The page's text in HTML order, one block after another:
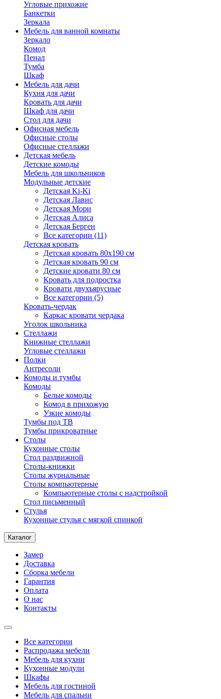
Угловые прихожие
Банкетки
Зеркала
Мебель для ванной комнаты
Зеркало
Комод
Пенал
Тумба
Шкаф
Мебель для дачи
Кухня для дачи
Кровать для дачи
Шкаф для дачи
Стол для дачи
Офисная мебель
Офисные столы
Офисные стеллажи
Детская мебель
Детские комоды
Мебель для школьников
Модульные детские
Детская Ki-Ki
Детская Лавис
Детская Мори
Детская Алиса
Детская Берген
Все категории (11)
Детская кровать
Детская кровать 80х190 см
Детская кровать 90 см
Детские кровати 80 см
Кровать для подростка
Кровати двухъярусные
Все категории (5)
Кровать-чердак
Каркас кровати чердака
Уголок школьника
Стеллажи
Книжные стеллажи
Угловые стеллажи
Полки
Антресоли
Комоды и тумбы
Комоды
Белые комоды
Комод в прихожую
Узкие комоды
Тумбы под ТВ
Тумбы прикроватные
Столы
Кухонные столы
Стол раздвижной
Столы-книжки
Столы журнальные
Столы компьютерные
Компьютерные столы с надстройкой
Стол письменный
Стулья
Кухонные стулья с мягкой спинкой
Каталог
Замер
Доставка
Сборка мебели
Гарантия
Оплата
О нас
Контакты
Все категории
Распродажа мебели
Мебель для кухни
Кухонные модули
Шкафы
Мебель для гостиной
Мебель для спальни